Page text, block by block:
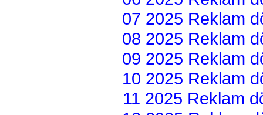
07 2025 Reklam
08 2025 Reklam
09 2025 Reklam
10 2025 Reklam
11 2025 Reklam